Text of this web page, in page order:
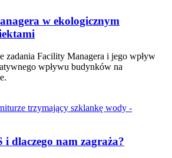
w ekologicznym
zadania Facility Managera i jego wpływ
wpływu budynków na
i dlaczego nam zagraża?